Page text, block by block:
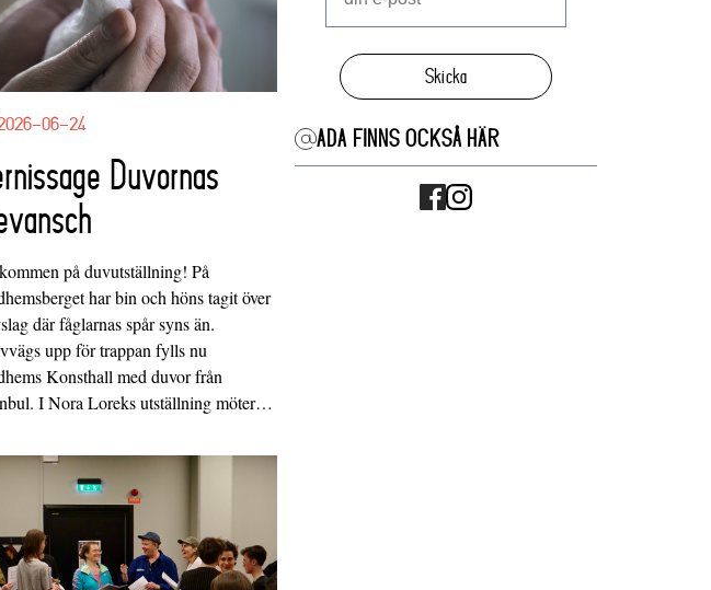
06-24
Duvornas
på duvutställning! På
har bin och höns tagit över
där fåglarnas spår syns än.
upp för trappan fylls nu
Konsthall med duvor från
I Nora Loreks utställning möter…
Skicka
ADA FINNS OCKSÅ HÄR